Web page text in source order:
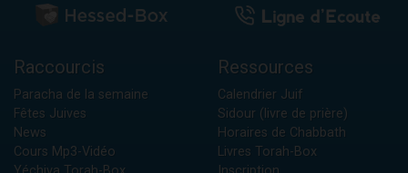
Raccourcis
Paracha de la semaine
Fêtes Juives
News
Cours Mp3-Vidéo
Ressources
Calendrier Juif
Sidour (livre de prière)
Horaires de Chabbath
Livres Torah-Box